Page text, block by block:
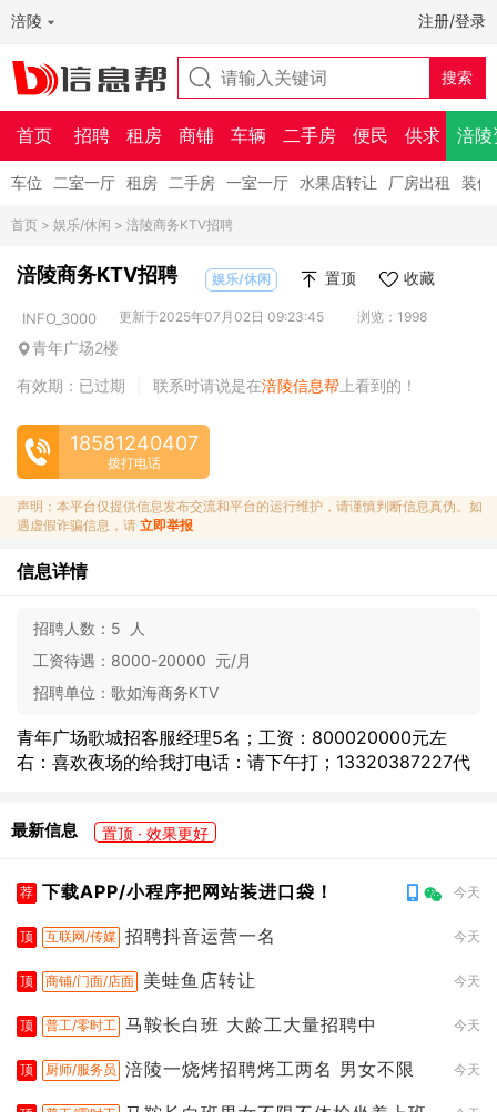
涪陵 注册/登录
首页 招聘 租房 商铺 车辆 二手房 便民 供求 涪陵
车位 二室一厅 租房 二手房 一室一厅 水果店转让 厂房出租 装修
首页 > 娱乐/休闲 > 涪陵商务KTV招聘
涪陵商务KTV招聘 娱乐/休闲 置顶 收藏
INFO_3000 更新于2025年07月02日 09:23:45 浏览：1998
青年广场2楼
有效期：已过期
联系时请说是在涪陵信息帮 上看到的！
18581240407
拨打电话
声明：本平台仅提供信息发布交流和平台的运行维护，请谨慎判断信息真伪。如
遇虚假诈骗信息，请 立即举报
信息详情
招聘人数： 5 人
工资待遇： 8000-20000 元/月
招聘单位： 歌如海商务KTV
青年广场歌城招客服经理5名；工资：800020000元左
右：喜欢夜场的给我打电话：请下午打；13320387227代
最新信息 置顶 · 效果更好
荐 下载APP/小程序把网站装进口袋！ 今天
顶 互联网/传媒 招聘抖音运营一名 今天
顶 商铺/门面/店面 美蛙鱼店转让 今天
顶 普工/零时工 马鞍长白班 大龄工大量招聘中 今天
顶 厨师/服务员 涪陵一烧烤招聘烤工两名 男女不限 今天